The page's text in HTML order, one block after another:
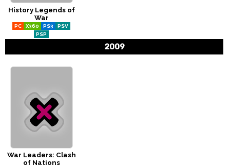
History Legends of
War
PC X360 PS3
PSV
PSP
2009
War Leaders: Clash
of Nations